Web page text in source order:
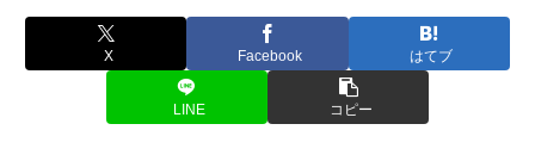
X Facebook はてブ
LINE コピー